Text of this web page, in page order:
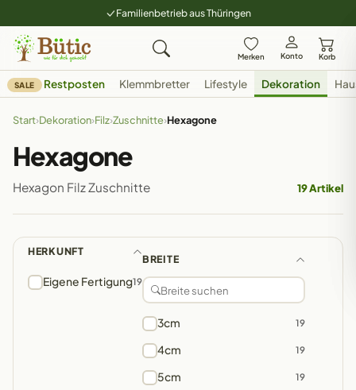
Familienbetrieb aus Thüringen
Merken Konto Korb
SALE Restposten Klemmbretter Lifestyle Dekoration
Start›Dekoration›Filz›Zuschnitte›Hexagone
Hexagone
Hexagon Filz Zuschnitte 19 Artikel
HERKUNFT
Eigene Fertigung19
BREITE
3cm 19
4cm 19
5cm 19